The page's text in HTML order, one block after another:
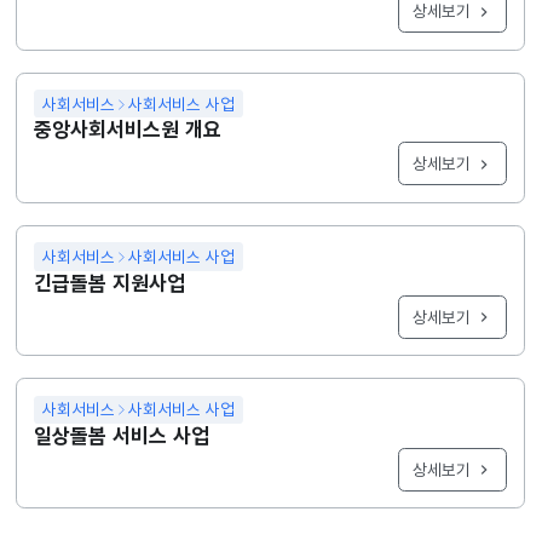
상세보기
사회서비스 사회서비스 사업
중앙사회서비스원 개요
상세보기
사회서비스 사회서비스 사업
긴급돌봄 지원사업
상세보기
사회서비스 사회서비스 사업
일상돌봄 서비스 사업
상세보기